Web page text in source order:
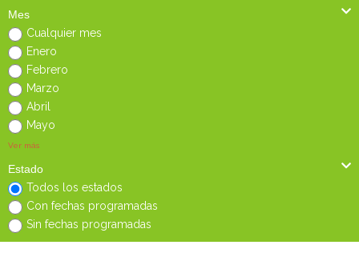
Mes
Cualquier mes
Enero
Febrero
Marzo
Abril
Mayo
Ver más
Estado
Todos los estados
Con fechas programadas
Sin fechas programadas